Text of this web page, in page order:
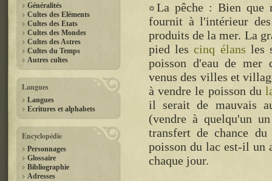
Généralités
Cultes des Eléments
Cultes des Etats
Cultes des Mondes
Cultes des Astres
Cultes du Temps
Autres cultes
Langues
Langues
Ecritures et alphabets
Encyclopédie
Personnages
Glossaire
Bibliographie
Adresses
La pêche : Bien que
fournit à l'intérieur
produits de la mer. La
pied lescinq élans les
poisson d'eau de mer
venus des villes et
à vendre le poisson du
il serait de mauvais
(vendre à quelqu'un
transfert de chance
poisson du lac est-il un
chaque jour.